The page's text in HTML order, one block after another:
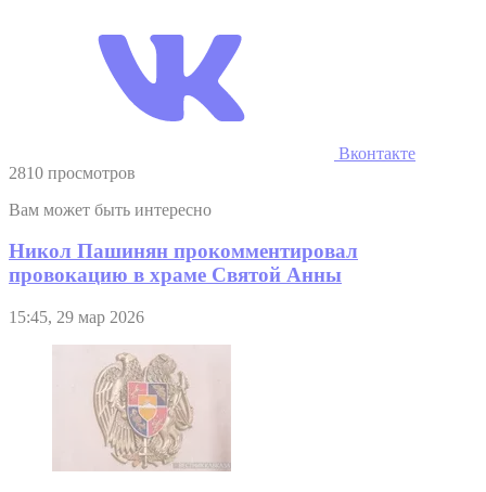
Вконтакте
2810 просмотров
Вам может быть интересно
Никол Пашинян прокомментировал
провокацию в храме Святой Анны
15:45, 29 мар 2026